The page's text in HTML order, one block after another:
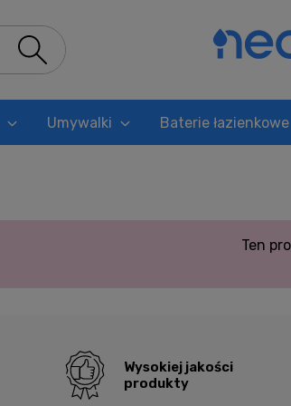
Umywalki Baterie łazienkowe
Ten
Wysokiej jakości
produkty